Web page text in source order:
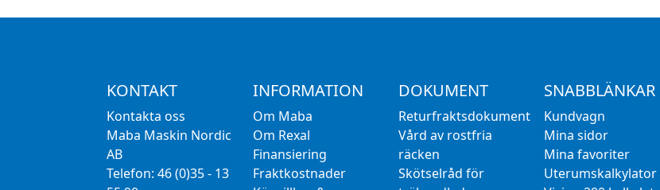
KONTAKT
Kontakta oss
Maba Maskin Nordic
AB
Telefon: 46 (0)35 - 13
INFORMATION
Om Maba
Om Rexal
Finansiering
Fraktkostnader
DOKUMENT
Returfraktsdokument
Vård av rostfria
räcken
Skötselråd för
SNABBLÄNKAR
Kundvagn
Mina sidor
Mina favoriter
Uterumskalkylator